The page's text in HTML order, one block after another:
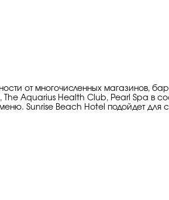
от многочисленных магазинов,
Aquarius Health Club, Pearl Spa в
Sunrise Beach Hotel подойдет для